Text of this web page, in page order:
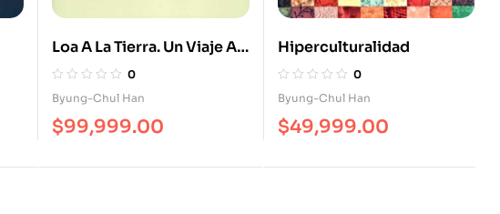
Loa A La Tierra. Un Viaje Al
Jardín
0
Byung-Chul Han
$99,999.00
Hiperculturalidad
0
Byung-Chul Han
$49,999.00